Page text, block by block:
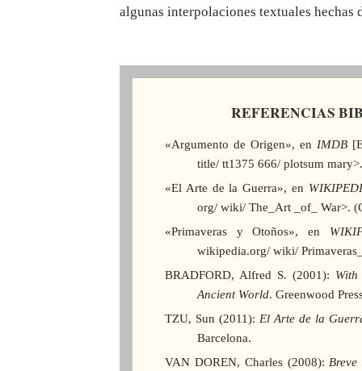
algunas interpolaciones textuales hechas
REFERENCIAS
«Argumento de Origen», en IMDB
title/ tt1375 666/ plotsum
«El Arte de la Guerra», en
org/ wiki/ The_Art _of_ War>.
«Primaveras y Otoños», en
wikipedia.org/ wiki/
BRADFORD, Alfred S. (2001):
Ancient World. Greenwood
TZU, Sun (2011): El Arte de la
Barcelona.
VAN DOREN, Charles (2008):